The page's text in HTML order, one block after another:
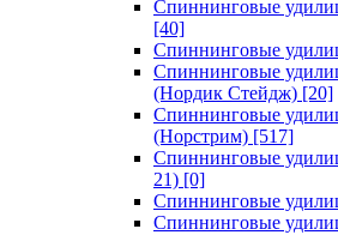
Спиннинговые
[40]
Спиннинговые
Спиннинговые
(Нордик Стейдж) [20]
Спиннинговые
(Норстрим) [517]
Спиннинговые
21) [0]
Спиннинговые
Спиннинговые